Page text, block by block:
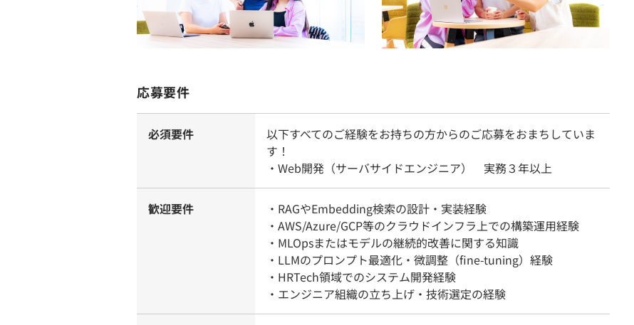
応募要件
必須要件
以下すべてのご経験をお持ちの方からのご応募をおまちしていま
す！
・Web開発（サーバサイドエンジニア） 実務３年以上
歓迎要件
・RAGやEmbedding検索の設計・実装経験
・AWS/Azure/GCP等のクラウドインフラ上での構築運用経験
・MLOpsまたはモデルの継続的改善に関する知識
・LLMのプロンプト最適化・微調整（fine-tuning）経験
・HRTech領域でのシステム開発経験
・エンジニア組織の立ち上げ・技術選定の経験